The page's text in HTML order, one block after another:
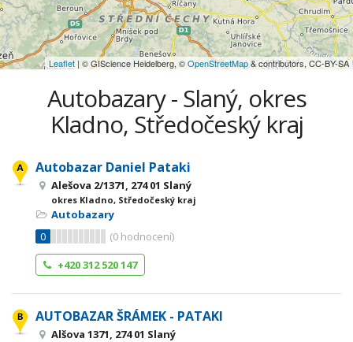
Leaflet | © GIScience Heidelberg, ©OpenStreetMap& contributors, CC-BY-SA
Autobazary - Slaný, okres
Kladno, Středočeský kraj
Autobazar Daniel Pataki
Alešova 2/1371, 274 01 Slaný
okres Kladno, Středočeský kraj
Autobazary
0
(0 hodnocení)
+420 312 520 147
AUTOBAZAR ŠRÁMEK - PATAKI
Alšova 1371, 274 01 Slaný